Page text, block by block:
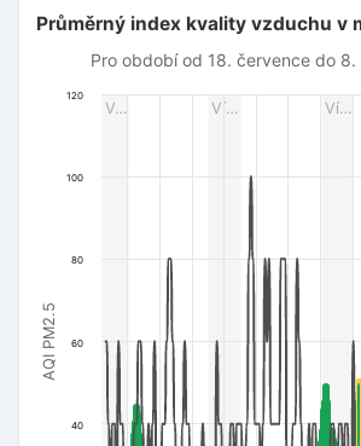
Combination chart with 3 data series.
Pro období od 18. července do 8.
The chart has 1 X axis displaying
The chart has 3 Y axes displaying AQI
Ví…
Ví…
V…
AQI PM2.5
Průměrný index kvality vzduchu v
Pro období od 18. července do 8.
40
60
80
100
120